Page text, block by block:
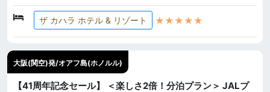
ザ カハラ ホテル & リゾート ★★★★★
大阪(関空)発/オアフ島(ホノルル)
【41周年記念セール】 ＜楽しさ2倍！分泊プラン＞ JALプ